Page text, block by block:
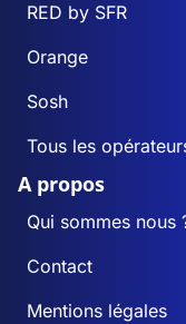
RED by SFR
Orange
Sosh
Tous les
A propos
Qui sommes nous
Contact
Mentions légales